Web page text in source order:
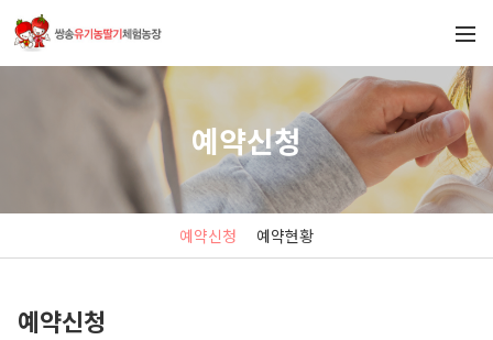
예약신청
예약신청 예약현황
예약신청